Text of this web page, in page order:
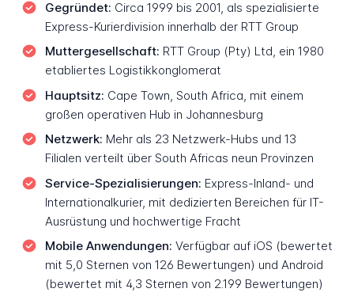
Gegründet: Circa 1999 bis 2001, als spezialisierte
Express-Kurierdivision innerhalb der RTT Group
Muttergesellschaft: RTT Group (Pty) Ltd, ein 1980
etabliertes Logistikkonglomerat
Hauptsitz: Cape Town, South Africa, mit einem
großen operativen Hub in Johannesburg
Netzwerk: Mehr als 23 Netzwerk-Hubs und 13
Filialen verteilt über South Africas neun Provinzen
Service-Spezialisierungen: Express-Inland- und
Internationalkurier, mit dedizierten Bereichen für IT-
Ausrüstung und hochwertige Fracht
Mobile Anwendungen: Verfügbar auf iOS (bewertet
mit 5,0 Sternen von 126 Bewertungen) und Android
(bewertet mit 4,3 Sternen von 2.199 Bewertungen)